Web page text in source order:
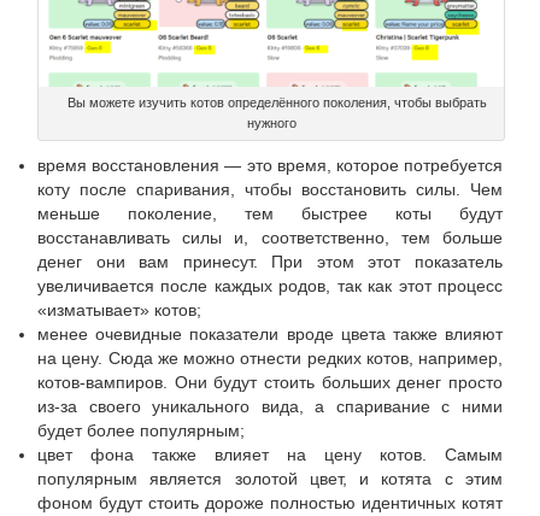
Вы можете изучить котов определённого поколения, чтобы выбрать
нужного
время восстановления — это время, которое потребуется
коту после спаривания, чтобы восстановить силы. Чем
меньше поколение, тем быстрее коты будут
восстанавливать силы и, соответственно, тем больше
денег они вам принесут. При этом этот показатель
увеличивается после каждых родов, так как этот процесс
«изматывает» котов;
менее очевидные показатели вроде цвета также влияют
на цену. Сюда же можно отнести редких котов, например,
котов-вампиров. Они будут стоить больших денег просто
из-за своего уникального вида, а спаривание с ними
будет более популярным;
цвет фона также влияет на цену котов. Самым
популярным является золотой цвет, и котята с этим
фоном будут стоить дороже полностью идентичных котят